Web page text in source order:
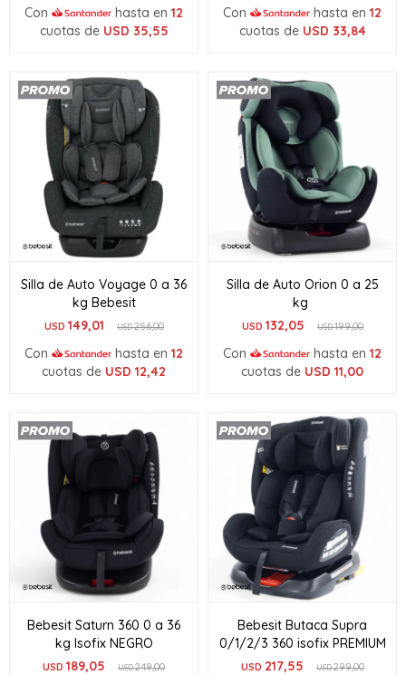
Con hasta en 12
cuotas de USD 35,55
Con hasta en 12
cuotas de USD 33,84
Silla de Auto Voyage 0 a 36
kg Bebesit
USD 149,01 USD256,00
Con hasta en 12
cuotas de USD 12,42
Silla de Auto Orion 0 a 25
kg
USD 132,05 USD199,00
Con hasta en 12
cuotas de USD 11,00
Bebesit Saturn 360 0 a 36
kg Isofix NEGRO
USD 189,05 USD249,00
Bebesit Butaca Supra
0/1/2/3 360 isofix PREMIUM
USD 217,55 USD299,00